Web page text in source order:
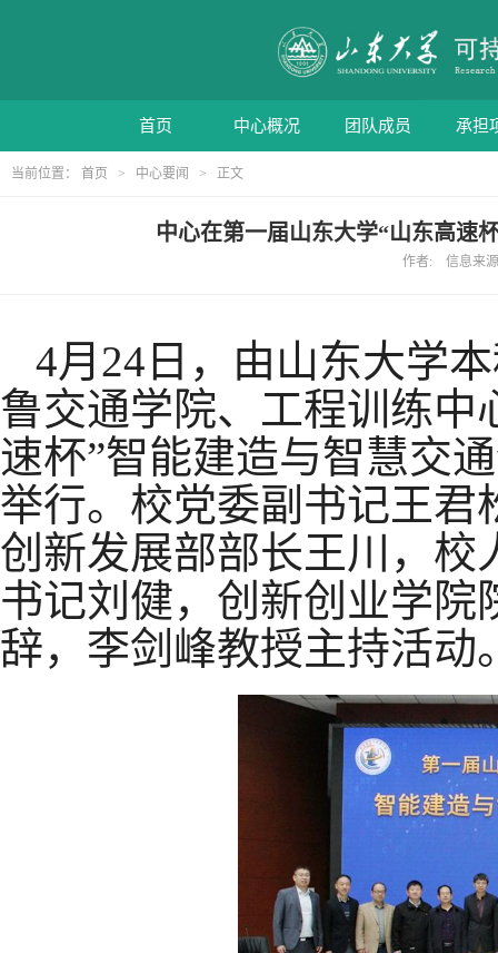
首页 中心概况 团队成员 承担
当前位置： 首页 > 中心要闻 > 正文
中心在第一届山东大学“山东高速
作者: 信息来
4月 24 日，由山东大学
鲁交通学院、工程训练中
速杯”智能建造与智慧交
举行。校党委副书记王君
创新发展部部长王川，校
书记刘健，创新创业学
辞，李剑峰教授主持活动